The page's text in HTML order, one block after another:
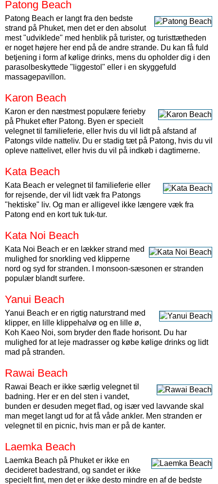
Patong Beach
Patong Beach er langt fra den bedste
strand på Phuket, men det er den absolut
mest "udviklede" med henblik på turister, og turisttætheden
er noget højere her end på de andre strande. Du kan få fuld
betjening i form af kølige drinks, mens du opholder dig i den
parasolbeskyttede "liggestol" eller i en skyggefuld
massagepavillon.
Karon Beach
Karon er den næstmest populære ferieby
på Phuket efter Patong. Byen er specielt
velegnet til familieferie, eller hvis du vil lidt på afstand af
Patongs vilde natteliv. Du er stadig tæt på Patong, hvis du vil
opleve nattelivet, eller hvis du vil på indkøb i dagtimerne.
Kata Beach
Kata Beach er velegnet til familieferie eller
for rejsende, der vil lidt væk fra Patongs
"hektiske" liv. Og man er alligevel ikke længere væk fra
Patong end en kort tuk tuk-tur.
Kata Noi Beach
Kata Noi Beach er en lækker strand med
mulighed for snorkling ved klipperne
nord og syd for stranden. I monsoon-sæsonen er stranden
populær blandt surfere.
Yanui Beach
Yanui Beach er en rigtig naturstrand med
klipper, en lille klippehalvø og en lille ø,
Koh Kaeo Noi, som bryder den flade horisont. Du har
mulighed for at leje madrasser og købe kølige drinks og lidt
mad på stranden.
Rawai Beach
Rawai Beach er ikke særlig velegnet til
badning. Her er en del sten i vandet,
bunden er desuden meget flad, og især ved lavvande skal
man meget langt ud for at få våde ankler. Men stranden er
velegnet til en picnic, hvis man er på de kanter.
Laemka Beach
Laemka Beach på Phuket er ikke en
decideret badestrand, og sandet er ikke
specielt fint, men det er ikke desto mindre en af de bedste